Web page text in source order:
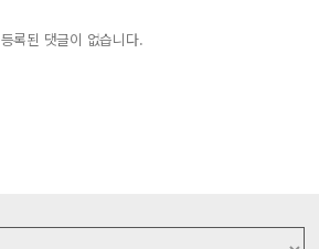
등록된 댓글이 없습니다.